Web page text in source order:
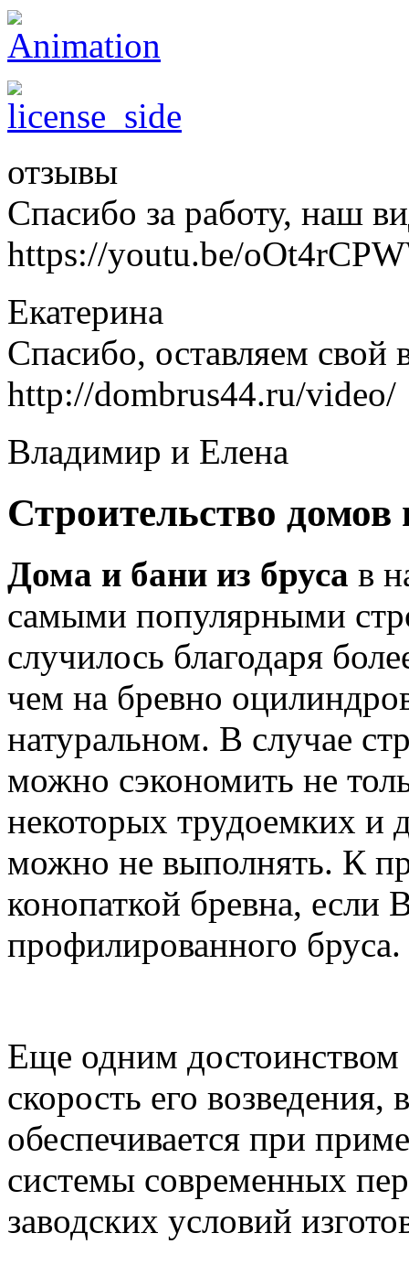
отзывы
Спасибо за работу, наш
https://youtu.be/
Екатерина
Спасибо, оставляем свой
http://dombrus44.ru/video/
Владимир и Елена
Строительство домов
Дома и бани из бруса в
самыми популярными
случилось благодаря
чем на бревно
натуральном. В случае
можно сэкономить не
некоторых трудоемких и
можно не выполнять. К
конопаткой бревна, если
профилированного бруса.
Еще одним достоинством
скорость его возведения,
обеспечивается при
системы современных
заводских условий